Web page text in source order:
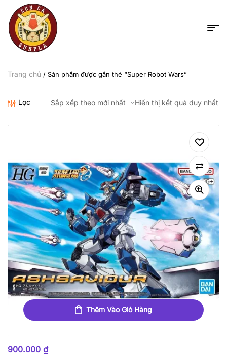
Trang chủ / Sản phẩm được gắn thẻ “Super Robot Wars”
Lọc Hiển thị kết quả duy nhất
Thêm Vào Giỏ Hàng
900.000 ₫